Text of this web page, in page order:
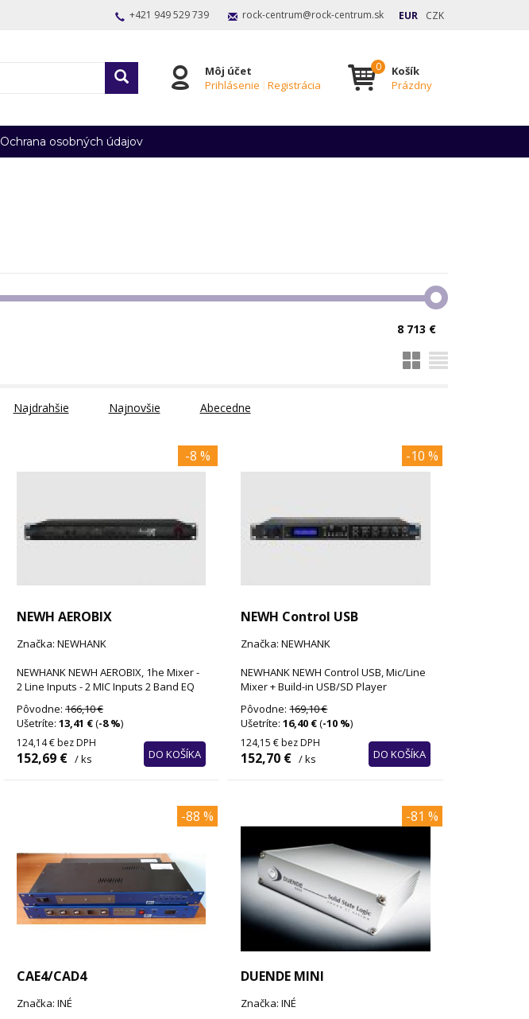
+421 949 529 739 rock-centrum@rock-centrum.sk EUR CZK
Môj účet
Prihlásenie | Registrácia
Košík
Prázdny
Ochrana osobných údajov
8 713 €
Najdrahšie Najnovšie Abecedne
-8 %
NEWH AEROBIX
Značka: NEWHANK
NEWHANK NEWH AEROBIX, 1he Mixer -
2 Line Inputs - 2 MIC Inputs 2 Band EQ
Pôvodne: 166,10 €
Ušetríte: 13,41 €(-8 %)
124,14 € bez DPH
152,69 € / ks DO KOŠÍKA
-10 %
NEWH Control USB
Značka: NEWHANK
NEWHANK NEWH Control USB, Mic/Line
Mixer + Build-in USB/SD Player
Pôvodne:169,10 €
Ušetríte:16,40 €(-10 %)
124,15 € bez DPH
152,70 € / ks DO KOŠÍKA
-88 %
CAE4/CAD4
Značka: INÉ
-81 %
DUENDE MINI
Značka: INÉ